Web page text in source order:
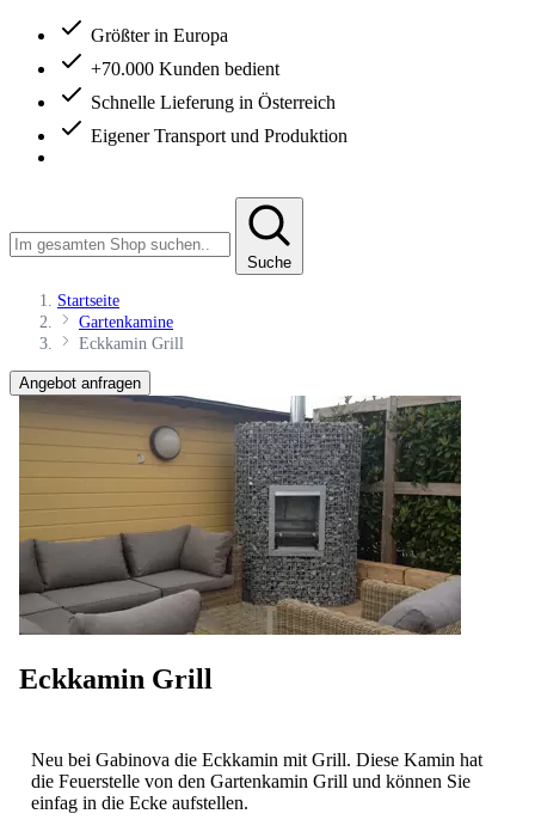
Größter in Europa
+70.000 Kunden bedient
Schnelle Lieferung in Österreich
Eigener Transport und Produktion
Suche
Startseite
Gartenkamine
Eckkamin Grill
Angebot anfragen
Eckkamin Grill
Neu bei Gabinova die Eckkamin mit Grill. Diese Kamin hat
die Feuerstelle von den Gartenkamin Grill und können Sie
einfag in die Ecke aufstellen.